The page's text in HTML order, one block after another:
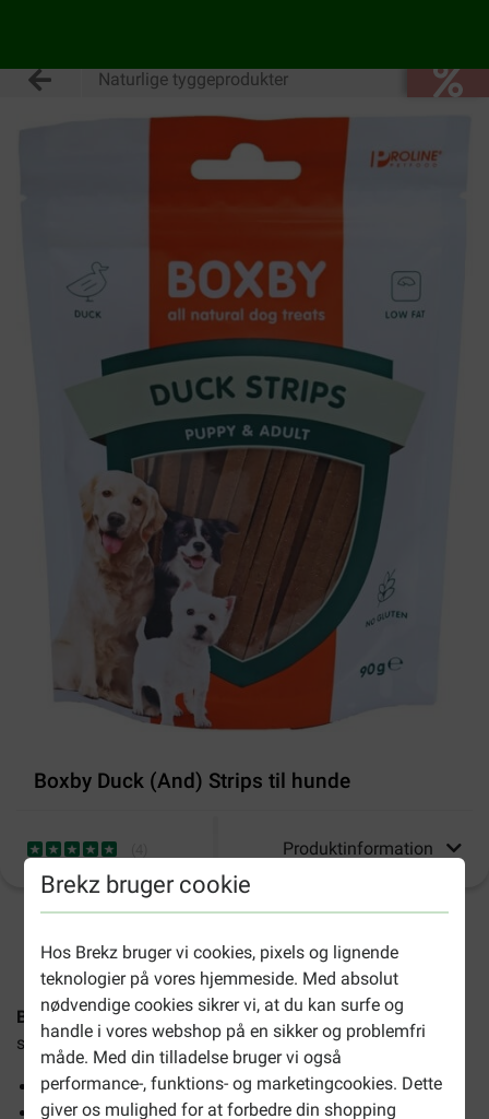
Brekz bruger cookie
Hos Brekz bruger vi cookies, pixels og lignende
teknologier på vores hjemmeside. Med absolut
nødvendige cookies sikrer vi, at du kan surfe og
handle i vores webshop på en sikker og problemfri
måde. Med din tilladelse bruger vi også
performance-, funktions- og marketingcookies. Dette
giver os mulighed for at forbedre din shopping
Naturlige tyggeprodukter
Boxby Duck (And) Strips til hunde
Produktinformation
Boxby Duck (ande) Strips til hunde 90 gramer lækre
strimler tørret and til hvalpe og voksne hunde.
Lav fedtprocent
Højt i protein